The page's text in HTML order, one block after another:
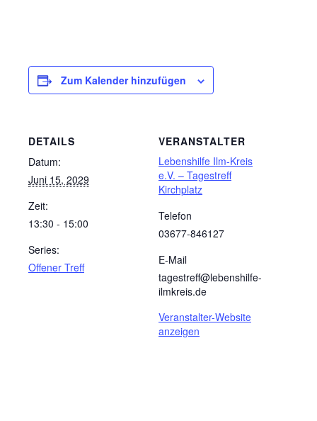
Zum Kalender hinzufügen
DETAILS
Datum:
Juni 15, 2029
Zeit:
13:30 - 15:00
Series:
Offener Treff
VERANSTALTER
Lebenshilfe Ilm-Kreis
e.V. – Tagestreff
Kirchplatz
Telefon
03677-846127
E-Mail
tagestreff@lebenshilfe-
ilmkreis.de
Veranstalter-Website
anzeigen